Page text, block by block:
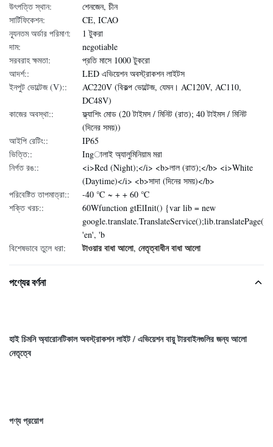
উৎপত্তি স্থান:
শেনজেন, চীন
সার্টিফিকেশন:
CE, ICAO
ন্যূনতম অর্ডার পরিমাণ:
1 টুকরা
দাম:
negotiable
সরবরাহ ক্ষমতা:
প্রতি মাসে 1000 টুকরো
আদর্শ::
LED এভিয়েশন অবস্ট্রাকশন লাইটস
ইনপুট ভোল্টেজ (V)::
AC220V (বিকল্প ভোল্টেজ, যেমন। AC120V, AC110,
DC48V)
কাজের অবস্থা::
ফ্ল্যাশিং মোড (20 টাইমস / মিনিট (রাত); 40 টাইমস / মিনিট
(দিনের সময়))
আইপি রেটিং::
IP65
ভিত্তি::
Ingালাই অ্যালুমিনিয়াম মরা
নির্গত রঙ::
<i>Red (Night);</i> <b>লাল (রাত);</b> <i>White
(Daytime)</i> <b>সাদা (দিনের সময়)</b>
পরিবেষ্টিত তাপমাত্রা::
-40 ℃ ~ + + 60 ℃
শক্তি খরচ::
60Wfunction gtElInit() {var lib = new
google.translate.TranslateService();lib.translatePage(
'en', 'b
বিশেষভাবে তুলে ধরা:
টাওয়ার বাধা আলো, নেতৃত্বাধীন বাধা আলো
পণ্যের বর্ণনা
হাই চিমনি অ্যারোনটিকাল অবস্ট্রাকশন লাইট / এভিয়েশন বায়ু টারবাইনগুলির জন্য আলো
নেতৃত্বে
পণ্য প্রয়োগ